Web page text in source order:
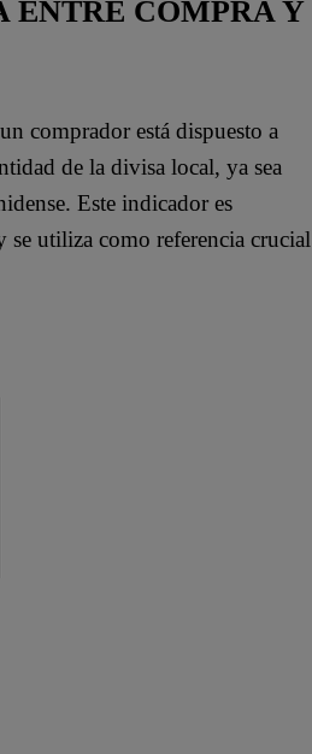
ENTRE COMPRA Y
comprador está dispuesto a
de la divisa local, ya sea
Este indicador es
se utiliza como referencia crucial